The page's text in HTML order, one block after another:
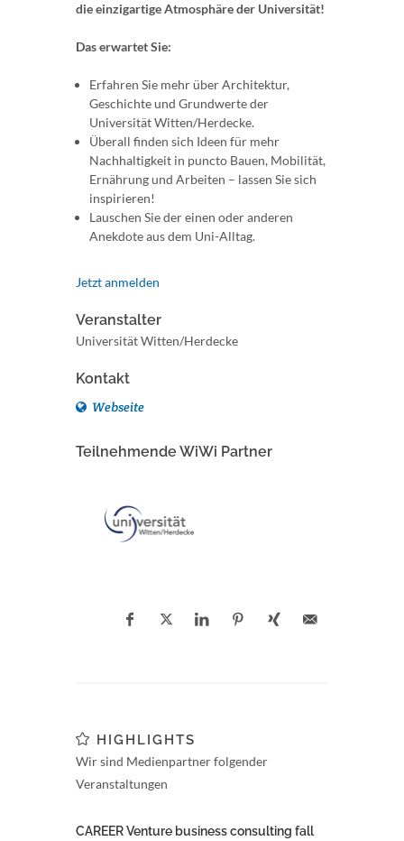
die einzigartige Atmosphäre der Universität!
Das erwartet Sie:
Erfahren Sie mehr über Architektur,
Geschichte und Grundwerte der
Universität Witten/Herdecke.
Überall finden sich Ideen für mehr
Nachhaltigkeit in puncto Bauen, Mobilität,
Ernährung und Arbeiten – lassen Sie sich
inspirieren!
Lauschen Sie der einen oder anderen
Anekdote aus dem Uni-Alltag.
Jetzt anmelden
Veranstalter
Universität Witten/Herdecke
Kontakt
Webseite
Teilnehmende WiWi Partner
HIGHLIGHTS
Wir sind Medienpartner folgender
Veranstaltungen
CAREER Venture business consulting fall